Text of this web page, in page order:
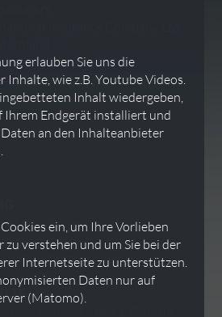
erlauben Sie uns die
wie z.B. Youtube Videos.
Inhalt wiedergeben,
Ihrem Endgerät installiert und
an den Inhalteanbieter
ein, um Ihre Vorlieben
zu verstehen und um Sie bei der
Internetseite zu unterstützen.
Daten nur auf
(Matomo).
Insurance Company Ltd.
weltweit
beiExali
verpflichtet, an
vor einer
teilzunehmen.